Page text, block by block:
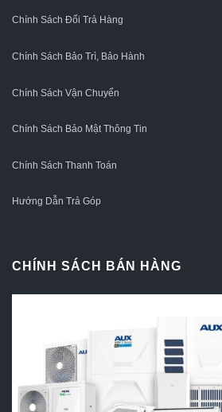
Chính Sách Đổi Trả Hàng
Chính Sách Bảo Trì, Bảo Hành
Chính Sách Vận Chuyển
Chính Sách Bảo Mật Thông Tin
Chính Sách Thanh Toán
Hướng Dẫn Trả Góp
CHÍNH SÁCH BÁN HÀNG